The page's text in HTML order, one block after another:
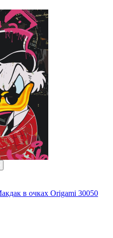
в очках Origami 30050